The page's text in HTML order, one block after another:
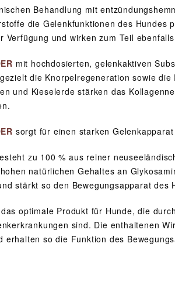
Behandlung mit
die Gelenkfunktionen des Hundes
Verfügung und wirken zum Teil
mit hochdosierten, gelenkaktiven
die Knorpelregeneration sowie
und Kieselerde stärken das
sorgt für einen starken
zu 100 % aus reiner
natürlichen Gehaltes an
stärkt so den Bewegungsapparat des
optimale Produkt für Hunde, die
sind. Die enthaltenen
erhalten so die Funktion des